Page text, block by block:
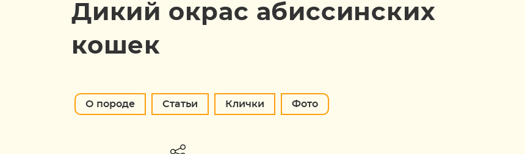
Дикий окрас абиссинских
кошек
О породе Статьи Клички Фото